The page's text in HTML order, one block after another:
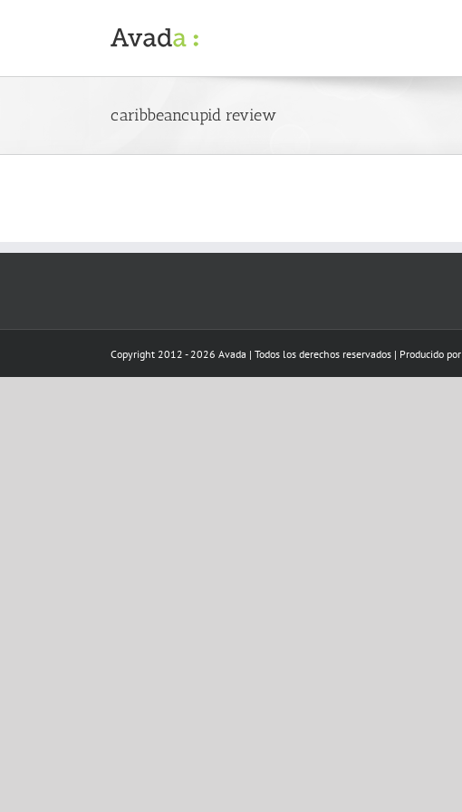
caribbeancupid review
Copyright 2012 - 2026 Avada | Todos los derechos reservados | Producido por